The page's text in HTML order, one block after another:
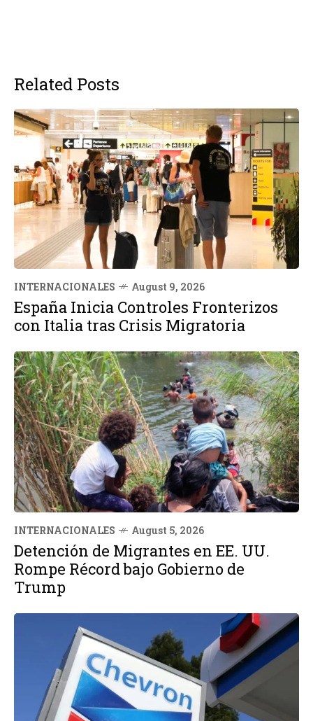
Related Posts
INTERNACIONALES August 9, 2026
España Inicia Controles Fronterizos
con Italia tras Crisis Migratoria
INTERNACIONALES August 5, 2026
Detención de Migrantes en EE. UU.
Rompe Récord bajo Gobierno de
Trump